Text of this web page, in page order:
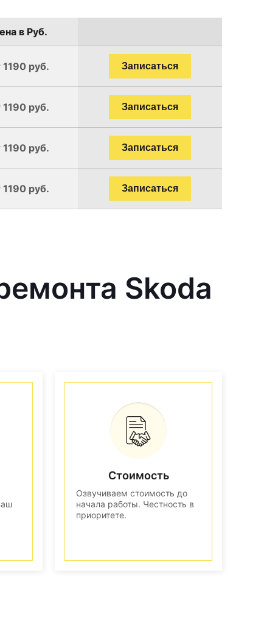
в Руб.
1190 руб. Записаться
1190 руб. Записаться
1190 руб. Записаться
1190 руб. Записаться
Skoda
Стоимость
Озвучиваем стоимость до
начала работы. Честность в
приоритете.